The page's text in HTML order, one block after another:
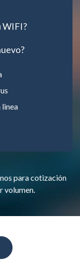
WIFI?
para cotización
volumen.